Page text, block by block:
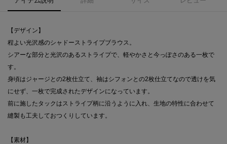
【デザイン】
程よい光沢感のシャドーストライプブラウス。
シアーな部分と光沢のあるストライプで、軽やかさと今っぽさのある一枚で
す。
身頃はジャージとの2枚仕立て、袖はシフォンとの2枚仕立てなので透けを気
にせず、一枚で完成されたデザインになっています。
前に施したタックはストライプ柄に沿うように入れ、生地の特性に合わせて
縫製も工夫しておつくりしています。
【素材】